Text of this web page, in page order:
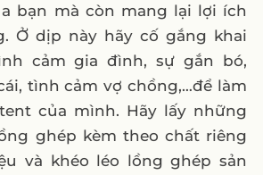
bạn mà còn mang lại lợi ích
Ở dịp này hãy cố gắng khai
cảm gia đình, sự gắn bó,
tình cảm vợ chồng,…để làm
của mình. Hãy lấy những
ghép kèm theo chất riêng
và khéo léo lồng ghép sản